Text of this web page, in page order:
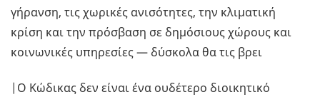
γήρανση, τις χωρικές ανισότητες, την κλιματική
κρίση και την πρόσβαση σε δημόσιους χώρους και
κοινωνικές υπηρεσίες — δύσκολα θα τις βρει
|Ο Κώδικας δεν είναι ένα ουδέτερο διοικητικό